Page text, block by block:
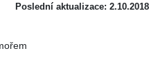
Poslední aktualizace: 2.10.2018